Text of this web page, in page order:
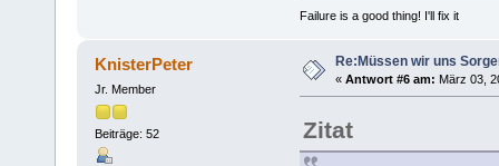
Failure is a good thing! I'll fix it
KnisterPeter
Jr. Member
Beiträge: 52
Re:Müssen wir uns
« Antwort #6 am: März 03,
Zitat